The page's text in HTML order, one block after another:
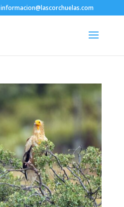
informacion@lascorchuelas.com